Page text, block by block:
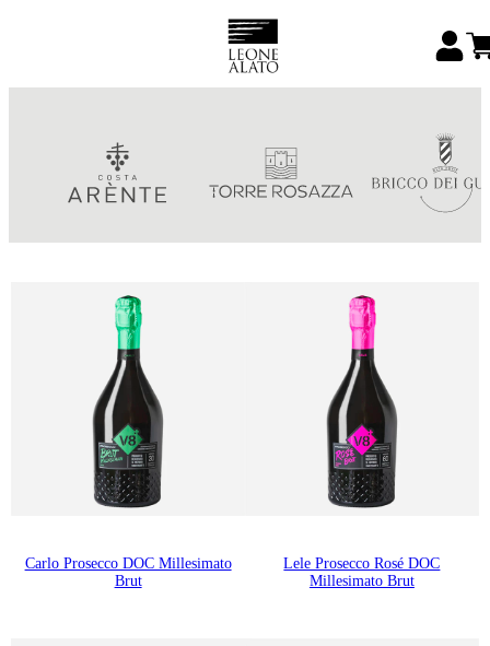
Carlo Prosecco DOC Millesimato
Brut
Lele Prosecco Rosé DOC
Millesimato Brut